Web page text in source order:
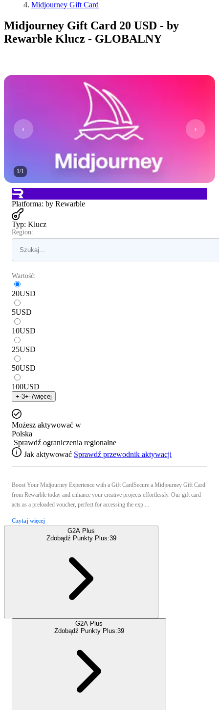
Midjourney Gift Card
Midjourney Gift Card 20 USD - by
Rewarble Klucz - GLOBALNY
1/1
Platforma: by Rewarble
Typ: Klucz
Region:
Wartość:
20USD
5USD
10USD
25USD
50USD
100USD
+-3+-7więcej
Możesz aktywować w
Polska
Sprawdź ograniczenia regionalne
Jak aktywować Sprawdź przewodnik aktywacji
Boost Your Midjourney Experience with a Gift CardSecure a Midjourney Gift Card
from Rewarble today and enhance your creative projects effortlessly. Our gift card
acts as a preloaded voucher, perfect for accessing the exp ...
Czytaj więcej
G2A Plus
Zdobądź Punkty Plus:39
G2A Plus
Zdobądź Punkty Plus:39